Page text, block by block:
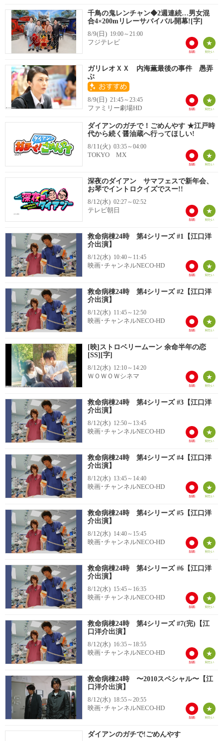
千鳥の鬼レンチャン◆2週連続…男女混
合4×200mリレーサバイバル開幕![字]
8/9(日) 19:00～21:00
フジテレビ
ガリレオＸＸ 内海薫最後の事件 愚弄
ぶ
8/9(日) 21:45～23:45
ファミリー劇場HD
ダイアンのガチで！ごめんやす ★江戸時
代から続く醤油蔵へ行ってほしい!
8/11(火) 03:35～04:00
TOKYO MX
深夜のダイアン サマフェスで新年会、
お琴でイントロクイズでスー!!
8/12(水) 02:27～02:52
テレビ朝日
救命病棟24時 第4シリーズ #1【江口洋
介出演】
8/12(水) 10:40～11:45
映画･チャンネルNECO-HD
救命病棟24時 第4シリーズ #2【江口洋
介出演】
8/12(水) 11:45～12:50
映画･チャンネルNECO-HD
[映]ストロベリームーン 余命半年の恋
[SS][字]
8/12(水) 12:10～14:20
ＷＯＷＯＷシネマ
救命病棟24時 第4シリーズ #3【江口洋
介出演】
8/12(水) 12:50～13:45
映画･チャンネルNECO-HD
救命病棟24時 第4シリーズ #4【江口洋
介出演】
8/12(水) 13:45～14:40
映画･チャンネルNECO-HD
救命病棟24時 第4シリーズ #5【江口洋
介出演】
8/12(水) 14:40～15:45
映画･チャンネルNECO-HD
救命病棟24時 第4シリーズ #6【江口洋
介出演】
8/12(水) 15:45～16:35
映画･チャンネルNECO-HD
救命病棟24時 第4シリーズ #7(完)【江
口洋介出演】
8/12(水) 16:35～18:55
映画･チャンネルNECO-HD
救命病棟24時 〜2010スペシャル〜【江
口洋介出演】
8/12(水) 18:55～20:55
映画･チャンネルNECO-HD
ダイアンのガチで!ごめんやす